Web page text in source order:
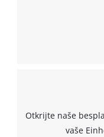
Otkrijte naše
vaše